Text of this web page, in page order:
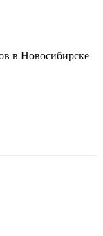
в Новосибирске